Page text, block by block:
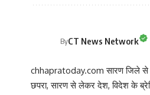
ByCT News Network
chhapratoday.com सारण जिले से
छपरा, सारण से लेकर देश, विदेश के